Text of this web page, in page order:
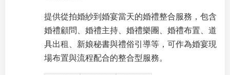
提供從拍婚紗到婚宴當天的婚禮整合服務，包含
婚禮顧問、婚禮主持、婚禮樂團、婚禮布置、道
具出租、新娘秘書與禮俗引導等，可作為婚宴現
場布置與流程配合的整合型服務。